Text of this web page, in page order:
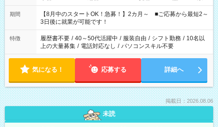
と休みを合わせたい」 「余裕を持って夕飯の準備がしたい」
「できれば残業はしたくない」 など、ご希望を教えてください
ね。 ※Wワーク希望の方へ 今ご覧のお仕事で希望する勤務時間
と、もう1つのお仕事の勤務時間。 合計で週40時間を超える場
合は応募できません。
期間
【8月中のスタートOK！急募！】2カ月～ ■ご応募から最短2～
3日後に就業が可能です！
特徴 履歴書不要 / 40～50代活躍中 / 服装自由 / シフト勤務 / 10名以
上の大量募集 / 電話対応なし / パソコンスキル不要
気になる！ 応募する 詳細へ
掲載日：2026.08.06
未読